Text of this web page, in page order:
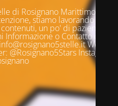
di Rosignano Marittimo è
stiamo lavorando per
un po' di pazienza e
o Contatto questi
Web:
Instagram: